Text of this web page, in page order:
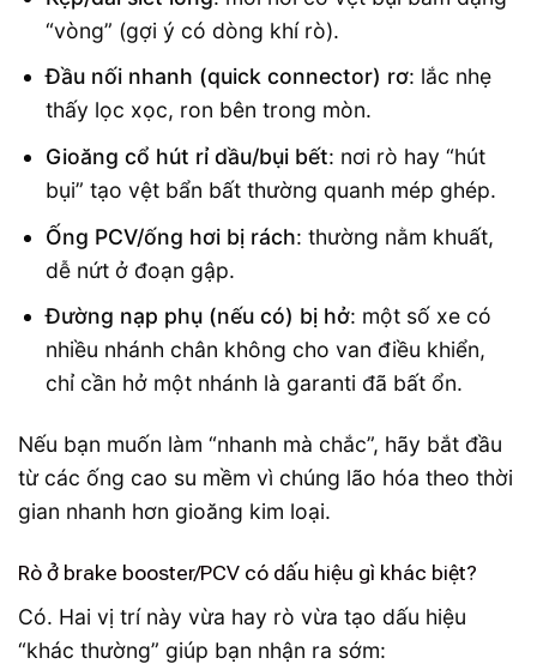
“vòng” (gợi ý có dòng khí rò).
Đầu nối nhanh (quick connector) rơ: lắc nhẹ
thấy lọc xọc, ron bên trong mòn.
Gioăng cổ hút rỉ dầu/bụi bết: nơi rò hay “hút
bụi” tạo vệt bẩn bất thường quanh mép ghép.
Ống PCV/ống hơi bị rách: thường nằm khuất,
dễ nứt ở đoạn gập.
Đường nạp phụ (nếu có) bị hở: một số xe có
nhiều nhánh chân không cho van điều khiển,
chỉ cần hở một nhánh là garanti đã bất ổn.
Nếu bạn muốn làm “nhanh mà chắc”, hãy bắt đầu
từ các ống cao su mềm vì chúng lão hóa theo thời
gian nhanh hơn gioăng kim loại.
Rò ở brake booster/PCV có dấu hiệu gì khác biệt?
Có. Hai vị trí này vừa hay rò vừa tạo dấu hiệu
“khác thường” giúp bạn nhận ra sớm: